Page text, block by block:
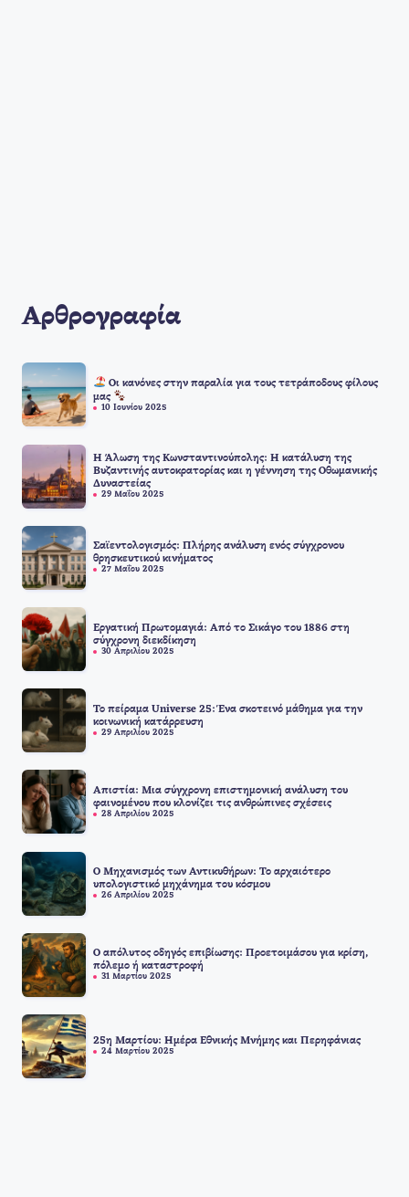
Αρθρογραφία
Οι κανόνες στην παραλία για τους τετράποδους φίλους
μας
10 Ιουνίου 2025
Η Άλωση της Κωνσταντινούπολης: Η κατάλυση της
Βυζαντινής αυτοκρατορίας και η γέννηση της Οθωμανικής
Δυναστείας
29 Μαΐου 2025
Σαϊεντολογισμός: Πλήρης ανάλυση ενός σύγχρονου
θρησκευτικού κινήματος
27 Μαΐου 2025
Εργατική Πρωτομαγιά: Από το Σικάγο του 1886 στη
σύγχρονη διεκδίκηση
30 Απριλίου 2025
Το πείραμα Universe 25: Ένα σκοτεινό μάθημα για την
κοινωνική κατάρρευση
29 Απριλίου 2025
Απιστία: Μια σύγχρονη επιστημονική ανάλυση του
φαινομένου που κλονίζει τις ανθρώπινες σχέσεις
28 Απριλίου 2025
Ο Μηχανισμός των Αντικυθήρων: Το αρχαιότερο
υπολογιστικό μηχάνημα του κόσμου
26 Απριλίου 2025
Ο απόλυτος οδηγός επιβίωσης: Προετοιμάσου για κρίση,
πόλεμο ή καταστροφή
31 Μαρτίου 2025
25η Μαρτίου: Ημέρα Εθνικής Μνήμης και Περηφάνιας
24 Μαρτίου 2025